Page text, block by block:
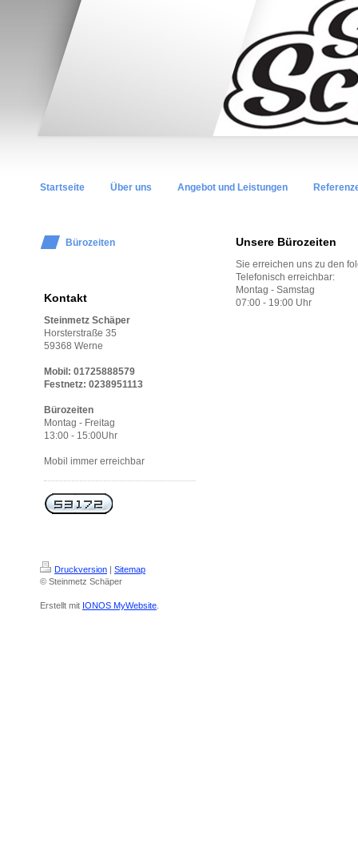
Startseite Über uns Angebot und Leistungen
Bürozeiten
Kontakt
Steinmetz Schäper
Horsterstraße 35
59368 Werne
Mobil: 01725888579
Festnetz: 0238951113
Bürozeiten
Montag - Freitag
13:00 - 15:00Uhr
Mobil immer erreichbar
Unsere Bürozeiten
Sie erreichen uns zu den
Telefonisch erreichbar:
Montag - Samstag
07:00 - 19:00 Uhr
Druckversion | Sitemap
© Steinmetz Schäper
Erstellt mit IONOS MyWebsite